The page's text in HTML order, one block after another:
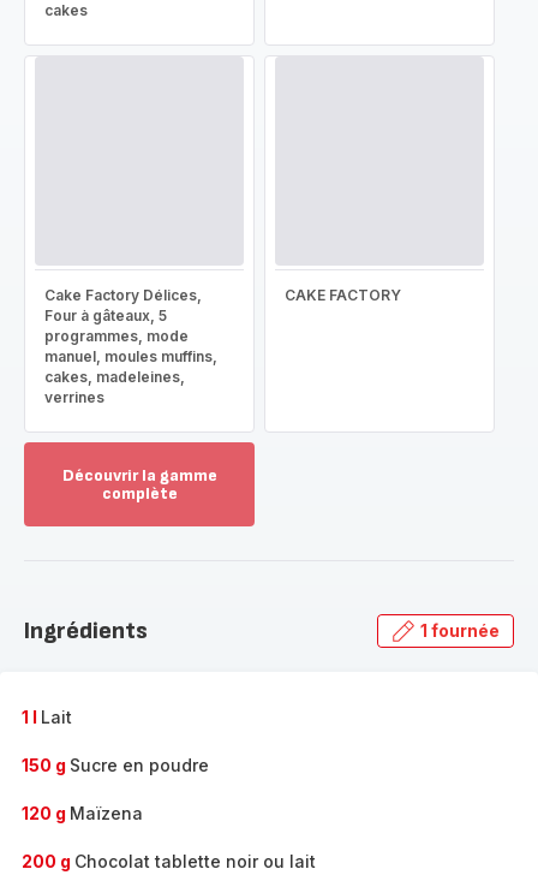
cakes
Cake Factory Délices,
Four à gâteaux, 5
programmes, mode
manuel, moules muffins,
cakes, madeleines,
verrines
CAKE FACTORY
Découvrir la gamme
complète
gamme
Ingrédients 1 fournée
1 l Lait
150 g Sucre en poudre
120 g Maïzena
200 g Chocolat tablette noir ou lait